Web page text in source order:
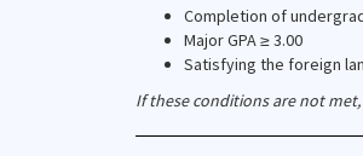
Completion of
Major GPA ≥ 3.00
Satisfying the foreign
If these conditions are not